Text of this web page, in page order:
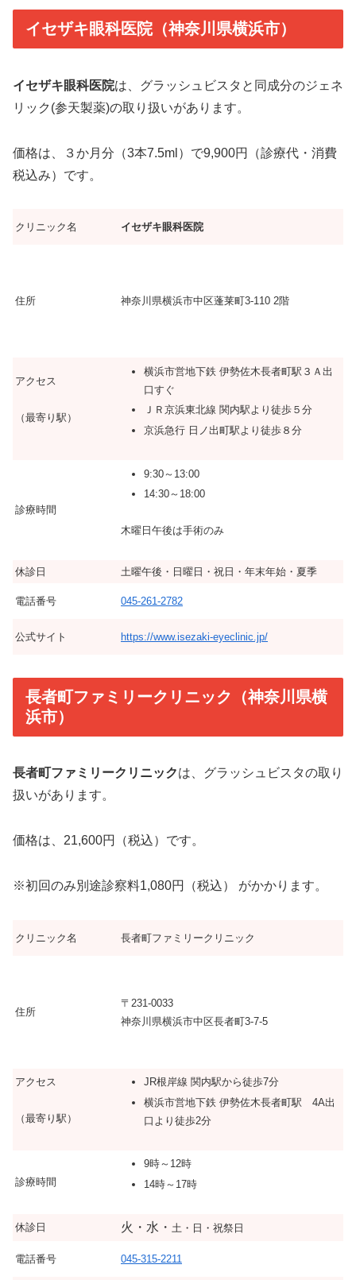
イセザキ眼科医院（神奈川県横浜市）
イセザキ眼科医院は、グラッシュビスタと同成分のジェネ
リック(参天製薬)の取り扱いがあります。
価格は、３か月分（3本7.5ml）で9,900円（診療代・消費
税込み）です。
クリニック名 イセザキ眼科医院
住所 神奈川県横浜市中区蓬莱町3‐110 2階
アクセス
（最寄り駅）
横浜市営地下鉄 伊勢佐木長者町駅３Ａ出
口すぐ
ＪＲ京浜東北線 関内駅より徒歩５分
京浜急行 日ノ出町駅より徒歩８分
診療時間
9:30～13:00
14:30～18:00
木曜日午後は手術のみ
休診日 土曜午後・日曜日・祝日・年末年始・夏季
電話番号 045‐261‐2782
公式サイト https://www.isezaki-eyeclinic.jp/
長者町ファミリークリニック（神奈川県横
浜市）
長者町ファミリークリニックは、グラッシュビスタの取り
扱いがあります。
価格は、21,600円（税込）です。
※初回のみ別途診察料1,080円（税込） がかかります。
クリニック名 長者町ファミリークリニック
住所
〒231-0033
神奈川県横浜市中区長者町3-7-5
アクセス
（最寄り駅）
JR根岸線 関内駅から徒歩7分
横浜市営地下鉄 伊勢佐木長者町駅 4A出
口より徒歩2分
診療時間
9時～12時
14時～17時
休診日 火・水・ 土・日・祝祭日
電話番号 045-315-2211